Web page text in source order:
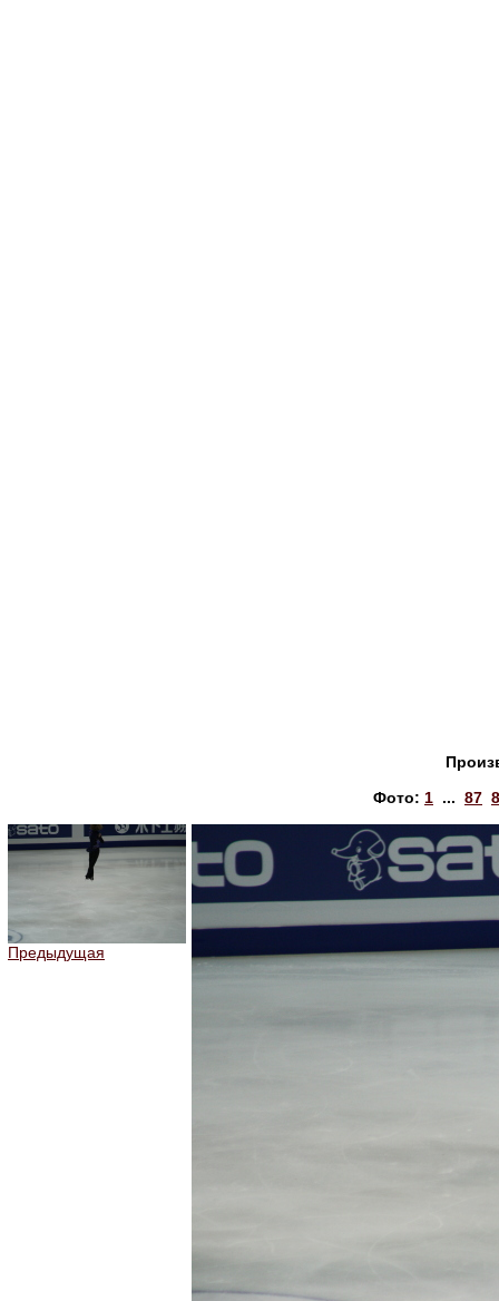
Фото: 1 ... 87
Предыдущая